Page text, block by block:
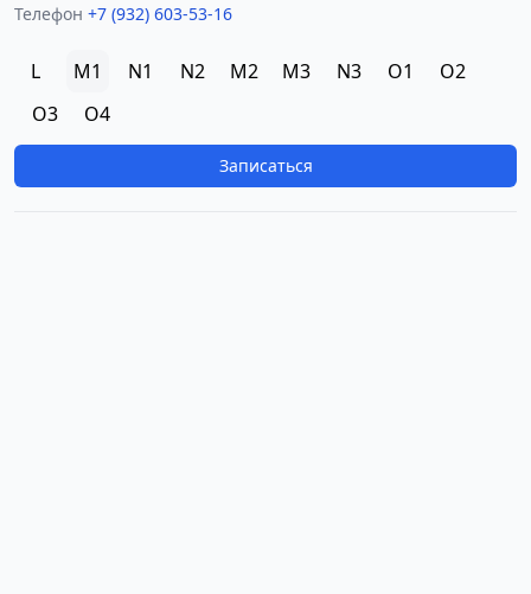
Телефон +7 (932) 603-53-16
L M1 N1 N2 M2 M3 N3 O1
O2
O3
O4
Записаться